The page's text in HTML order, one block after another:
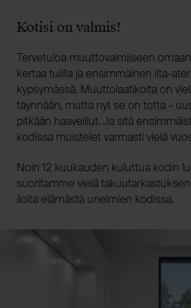
Kotisi on valmis!
Tervetuloa muuttovalmiiseen
kertaa tulilla ja ensimmäinen ilta-
kypsymässä. Muuttolaatikoita on
täynnään, mutta nyt se on totta –
pitkään haaveillut. Ja sitä
kodissa muistelet varmasti vielä
Noin 12 kuukauden kuluttua kodin
suoritamme vielä
iloita elämästä unelmien kodissa.